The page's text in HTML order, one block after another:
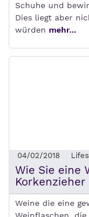
Schuhe und
Dies liegt aber
würden mehr...
04/02/2018
Wie Sie eine
Weine die eine